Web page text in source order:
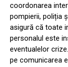
coordonarea
pompierii, poliția
asigură că toate
personalul este
eventualelor
pe comunicarea